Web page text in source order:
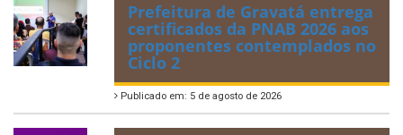
Prefeitura de Gravatá entrega
certificados da PNAB 2026 aos
proponentes contemplados no
Ciclo 2
Publicado em: 5 de agosto de 2026